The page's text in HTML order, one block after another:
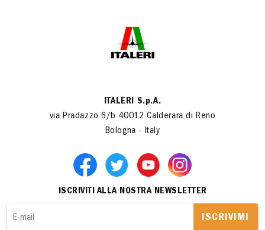
ITALERI S.p.A.
via Pradazzo 6/b 40012 Calderara di Reno
Bologna - Italy
ISCRIVITI ALLA NOSTRA NEWSLETTER
ISCRIVIMI